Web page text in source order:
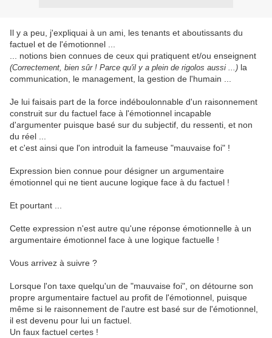
Il y a peu, j'expliquai à un ami, les tenants et aboutissants du
factuel et de l'émotionnel ...
... notions bien connues de ceux qui pratiquent et/ou enseignent
(Correctement, bien sûr ! Parce qu'il y a plein de rigolos aussi ...) la
communication, le management, la gestion de l'humain ...
Je lui faisais part de la force indéboulonnable d'un raisonnement
construit sur du factuel face à l'émotionnel incapable
d'argumenter puisque basé sur du subjectif, du ressenti, et non
du réel ...
et c'est ainsi que l'on introduit la fameuse "mauvaise foi" !
Expression bien connue pour désigner un argumentaire
émotionnel qui ne tient aucune logique face à du factuel !
Et pourtant ...
Cette expression n'est autre qu'une réponse émotionnelle à un
argumentaire émotionnel face à une logique factuelle !
Vous arrivez à suivre ?
Lorsque l'on taxe quelqu'un de "mauvaise foi", on détourne son
propre argumentaire factuel au profit de l'émotionnel, puisque
même si le raisonnement de l'autre est basé sur de l'émotionnel,
il est devenu pour lui un factuel.
Un faux factuel certes !